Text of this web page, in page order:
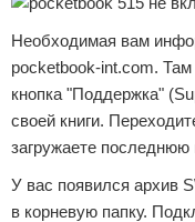
Необходимая вам
pocketbook-int.com.
кнопка "Поддержка"
своей книги.
загружаете
У вас появился архив
в корневую папку.